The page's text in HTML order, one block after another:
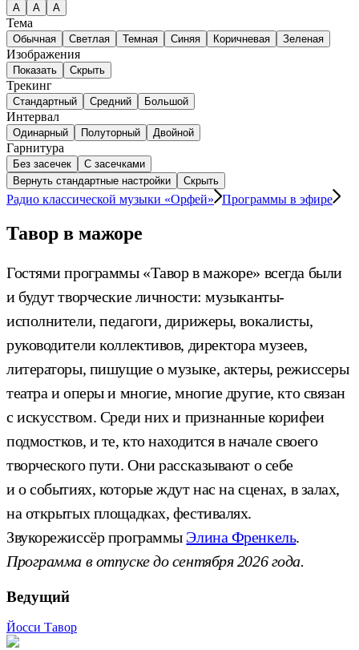
А A A
Тема
Обычная Светлая Темная Синяя Коричневая Зеленая
Изображения
Показать Скрыть
Трекинг
Стандартный Средний Большой
Интервал
Одинарный Полуторный Двойной
Гарнитура
Без засечек
С засечками
Вернуть стандартные настройки
Скрыть
Радио классической музыки «Орфей» Программы в эфире
Тавор в мажоре
Гостями программы «Тавор в мажоре» всегда были
и будут творческие личности: музыканты-
исполнители, педагоги, дирижеры, вокалисты,
руководители коллективов, директора музеев,
литераторы, пишущие о музыке, актеры, режиссеры
театра и оперы и многие, многие другие, кто связан
с искусством. Среди них и признанные корифеи
подмостков, и те, кто находится в начале своего
творческого пути. Они рассказывают о себе
и о событиях, которые ждут нас на сценах, в залах,
на открытых площадках, фестивалях.
Звукорежиссёр программы Элина Френкель.
Программа в отпуске до сентября 2026 года.
Ведущий
Йосси Тавор